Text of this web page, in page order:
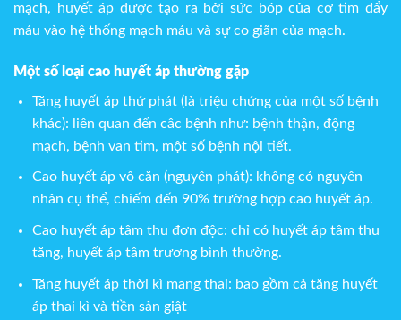
mạch, huyết áp được tạo ra bởi sức bóp của cơ tim đẩy
máu vào hệ thống mạch máu và sự co giãn của mạch.
Một số loại cao huyết áp thường gặp
Tăng huyết áp thứ phát (là triệu chứng của một số bệnh
khác): liên quan đến câc bệnh như: bệnh thận, động
mạch, bệnh van tim, một số bệnh nội tiết.
Cao huyết áp vô căn (nguyên phát): không có nguyên
nhân cụ thể, chiếm đến 90% trường hợp cao huyết áp.
Cao huyết áp tâm thu đơn độc: chỉ có huyết áp tâm thu
tăng, huyết áp tâm trương bình thường.
Tăng huyết áp thời kì mang thai: bao gồm cả tăng huyết
áp thai kì và tiền sản giật